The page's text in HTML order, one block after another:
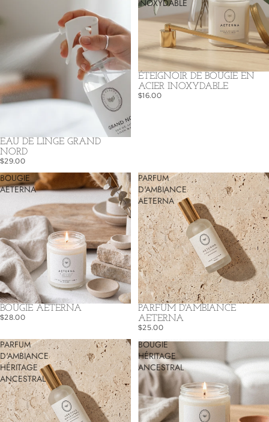
EAU DE LINGE GRAND
NORD
$29.00
INOXYDABLE
ÉTEIGNOIR DE BOUGIE EN
ACIER INOXYDABLE
$16.00
BOUGIE
AETERNA
BOUGIE AETERNA
$28.00
PARFUM
D'AMBIANCE
AETERNA
PARFUM D'AMBIANCE
AETERNA
$25.00
PARFUM
D'AMBIANCE
HÉRITAGE
ANCESTRAL
BOUGIE
HÉRITAGE
ANCESTRAL